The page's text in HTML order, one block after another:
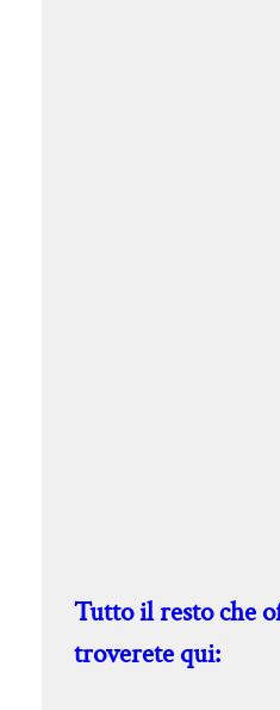
Tutto il resto che
troverete qui: